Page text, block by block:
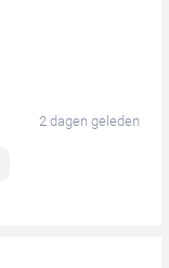
2 dagen geleden